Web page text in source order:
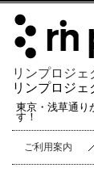
リンプロジ
リンプロジ
東京・浅草通り
す！
ご利用案内